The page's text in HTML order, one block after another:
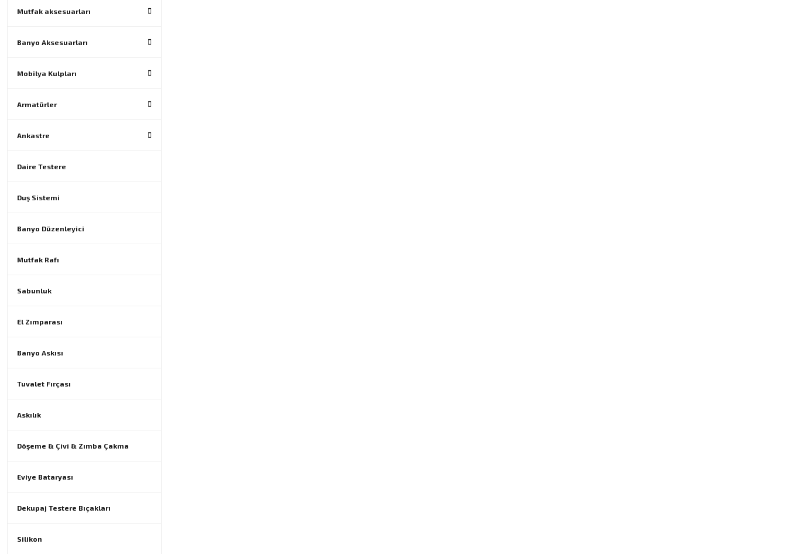
Mutfak aksesuarları
Banyo Aksesuarları
Mobilya Kulpları
Armatürler
Ankastre
Daire Testere
Duş Sistemi
Banyo Düzenleyici
Mutfak Rafı
Sabunluk
El Zımparası
Banyo Askısı
Tuvalet Fırçası
Askılık
Döşeme & Çivi & Zımba Çakma
Eviye Bataryası
Dekupaj Testere Bıçakları
Silikon